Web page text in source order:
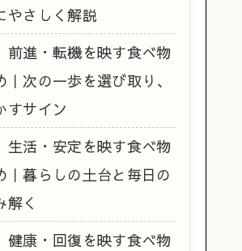
やさしく解説
前進・転機を映す食べ物
｜次の一歩を選び取り、
すサイン
生活・安定を映す食べ物
｜暮らしの土台と毎日の
解く
健康・回復を映す食べ物